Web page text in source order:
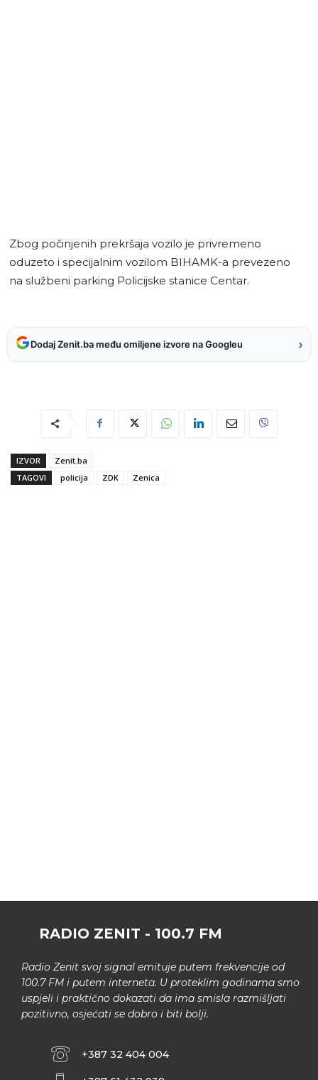
Zbog počinjenih prekršaja vozilo je privremeno
oduzeto i specijalnim vozilom BIHAMK-a prevezeno
na službeni parking Policijske stanice Centar.
Dodaj Zenit.ba među omiljene izvore na Googleu ›
IZVOR
Zenit.ba
TAGOVI
policija ZDK Zenica
RADIO ZENIT - 100.7 FM
Radio Zenit svoj signal emituje putem frekvencije od
100.7 FM i putem interneta. U proteklim godinama smo
uspjeli i praktično dokazati da ima smisla razmišljati
pozitivno, osjećati se dobro i biti bolji.
+387 32 404 004